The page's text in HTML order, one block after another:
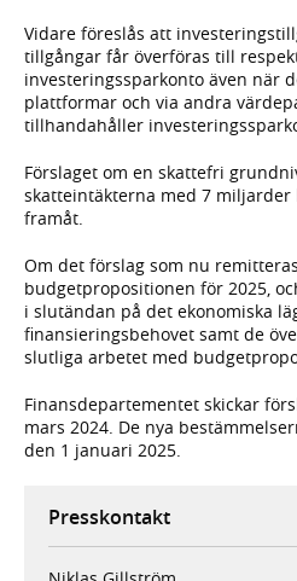
Vidare föreslås att
tillgångar får överföras till
investeringssparkonto även när
plattformar och via andra
tillhandahåller
Förslaget om en skattefri
skatteintäkterna med 7 miljarder
framåt.
Om det förslag som nu
budgetpropositionen för 2025,
i slutändan på det ekonomiska
finansieringsbehovet samt de
slutliga arbetet med
Finansdepartementet skickar
mars 2024. De nya
den 1 januari 2025.
Presskontakt